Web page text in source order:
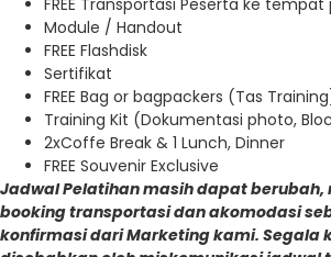
FREE Transportasi Peserta ke
Module / Handout
FREE Flashdisk
Sertifikat
FREE Bag or bagpackers (Tas
Training Kit (Dokumentasi photo,
2xCoffe Break & 1 Lunch, Dinner
FREE Souvenir Exclusive
Jadwal Pelatihan masih dapat berubah,
booking transportasi dan akomodasi
konfirmasi dari Marketing kami. Segala